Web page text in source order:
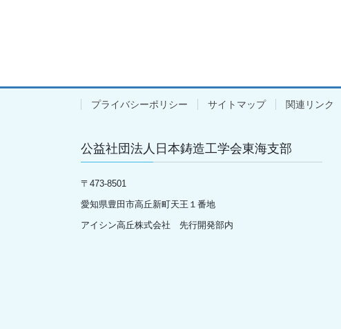
プライバシーポリシー サイトマップ 関連リンク
公益社団法人日本鋳造工学会東海支部
〒 473-8501
愛知県豊田市高丘新町天王１番地
アイシン高丘株式会社 先行開発部内